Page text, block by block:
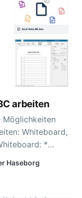
arbeiten
Möglichkeiten
Whiteboard,
Format. *
Personen
Haseborg